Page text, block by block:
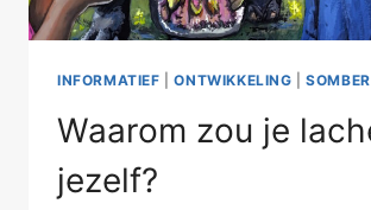
INFORMATIEF |ONTWIKKELING |SOMBER
Waarom zou je
jezelf?